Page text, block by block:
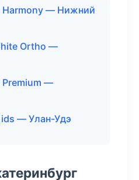
Harmony — Нижний
Ortho —
Premium —
— Улан-Удэ